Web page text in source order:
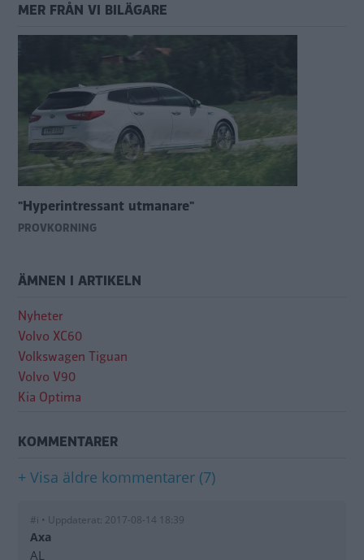
MER FRÅN VI BILÄGARE
"Hyperintressant utmanare"
PROVKÖRNING
ÄMNEN I ARTIKELN
Nyheter
Volvo XC60
Volkswagen Tiguan
Volvo V90
Kia Optima
KOMMENTARER
+ Visa äldre kommentarer (7)
#i • Uppdaterat: 2017-08-14 18:39
Axa
AL